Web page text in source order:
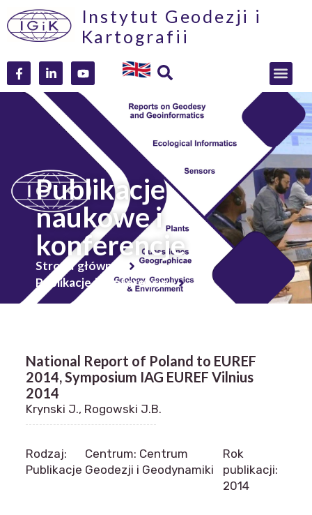
Instytut Geodezji i
Kartografii
Publikacje
naukowe i
konferencje
Strona główna
Publikacje i konferencje
National Report of Poland to EUREF
2014, Symposium IAG EUREF Vilnius
2014
Krynski J., Rogowski J.B.
Rodzaj:
Publikacje
Centrum: Centrum
Geodezji i Geodynamiki
Rok
publikacji:
2014